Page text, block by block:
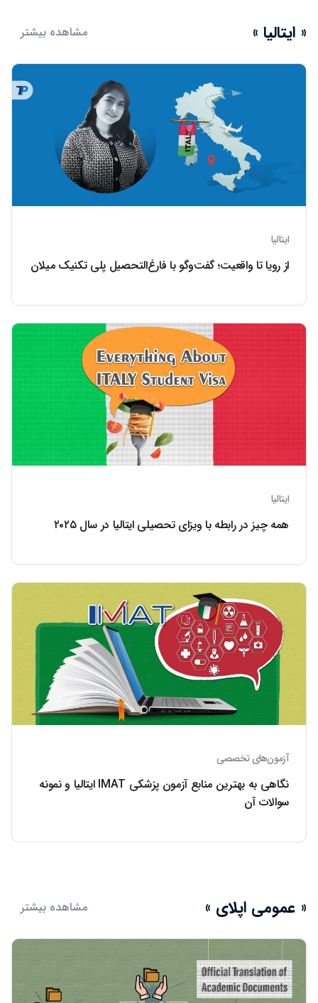
« ایتالیا » مشاهده بیشتر
ایتالیا
از رویا تا واقعیت؛ گفت‌وگو با فارغ‌التحصیل پلی تکنیک میلان
ایتالیا
همه چیز در رابطه با ویزای تحصیلی ایتالیا در سال ۲۰۲۵
آزمون‌های تخصصی
نگاهی به بهترین منابع آزمون پزشکی IMAT ایتالیا و نمونه
سوالات آن
« عمومی اپلای » مشاهده بیشتر